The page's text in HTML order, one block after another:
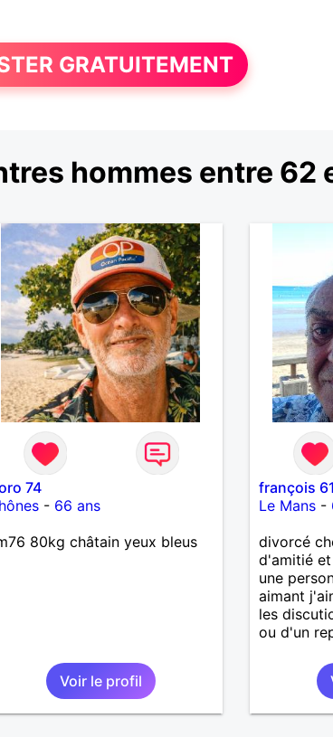
GRATUITEMENT
hommes entre 62
74
- 66 ans
80kg châtain yeux bleus
Voir le profil
françois 61
Le Mans -
divorcé
d'amitié
une
aimant
les
ou d'un